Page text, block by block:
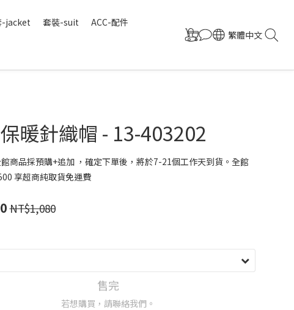
-jacket 套裝-suit ACC-配件
繁體中文
暖針織帽 - 13-403202
商品採預購+追加 ，確定下單後，將於7-21個工作天到貨。全館
享超商純取貨免運費
NT$1,080
售完
若想購買，請聯絡我們。